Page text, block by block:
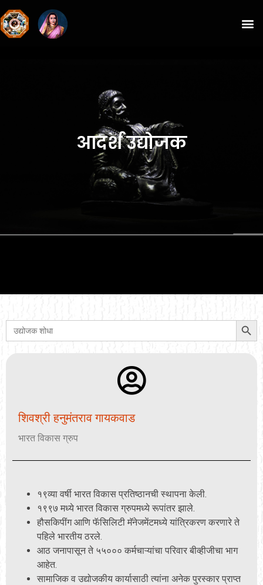
आदर्श उद्योजक
Search
for:
शिवश्री हनुमंतराव गायकवाड
भारत विकास ग्रुप
१९व्या वर्षी भारत विकास प्रतिष्ठानची स्थापना केली.
१९९७ मध्ये भारत विकास ग्रुपमध्ये रूपांतर झाले.
हौसकिपींग आणि फॅसिलिटी मॅनेजमेंटमध्ये यांत्रिकरण करणारे ते
पहिले भारतीय ठरले.
आठ जनापासून ते ५५००० कर्मचाऱ्यांचा परिवार बीव्हीजीचा भाग
आहेत.
सामाजिक व उद्योजकीय कार्यासाठी त्यांना अनेक पुरस्कार प्राप्त